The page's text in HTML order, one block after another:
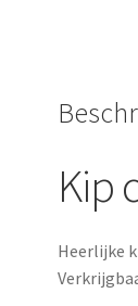
Kip
Heerlijke